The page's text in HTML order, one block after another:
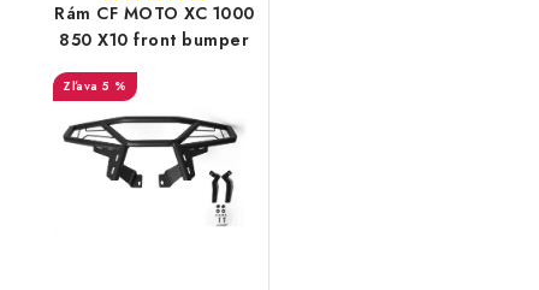
Rám CF MOTO XC 1000
850 X10 front bumper
5 %